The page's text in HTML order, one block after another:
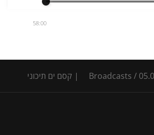
58:00
Broadcasts / תיכוני